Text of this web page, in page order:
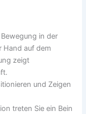
in der
Hand auf dem
zeigt
und Zeigen
treten Sie ein Bein